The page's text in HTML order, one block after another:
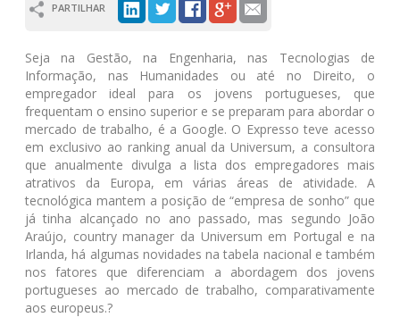
PARTILHAR
Seja na Gestão, na Engenharia, nas Tecnologias de
Informação, nas Humanidades ou até no Direito, o
empregador ideal para os jovens portugueses, que
frequentam o ensino superior e se preparam para abordar o
mercado de trabalho, é a Google. O Expresso teve acesso
em exclusivo ao ranking anual da Universum, a consultora
que anualmente divulga a lista dos empregadores mais
atrativos da Europa, em várias áreas de atividade. A
tecnológica mantem a posição de “empresa de sonho” que
já tinha alcançado no ano passado, mas segundo João
Araújo, country manager da Universum em Portugal e na
Irlanda, há algumas novidades na tabela nacional e também
nos fatores que diferenciam a abordagem dos jovens
portugueses ao mercado de trabalho, comparativamente
aos europeus.?